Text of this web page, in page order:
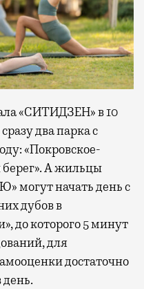
«СИТИДЗЕН» в 10
два парка с
«Покровское-
А жильцы
могут начать день с
дубов в
до которого 5 минут
для
достаточно